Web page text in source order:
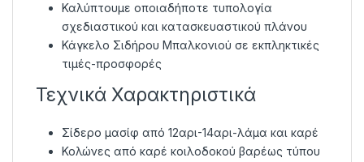
Καλύπτουμε οποιαδήποτε τυπολογία
σχεδιαστικού και κατασκευαστικού πλάνου
Κάγκελο Σιδήρου Μπαλκονιού σε εκπληκτικές
τιμές-προσφορές
Τεχνικά Χαρακτηριστικά
Σίδερο μασίφ από 12αρι-14αρι-λάμα και καρέ
Κολώνες από καρέ κοιλοδοκού βαρέως τύπου